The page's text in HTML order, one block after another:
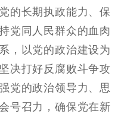
的长期执政能力、保
党同人民群众的血肉
，以党的政治建设为
决打好反腐败斗争攻
党的政治领导力、思
号召力，确保党在新